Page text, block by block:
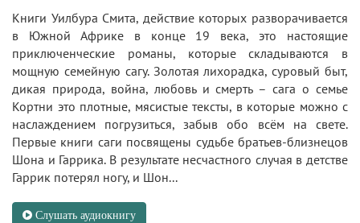
Книги Уилбура Смита, действие которых разворачивается
в Южной Африке в конце 19 века, это настоящие
приключенческие романы, которые складываются в
мощную семейную сагу. Золотая лихорадка, суровый быт,
дикая природа, война, любовь и смерть – сага о семье
Кортни это плотные, мясистые тексты, в которые можно с
наслаждением погрузиться, забыв обо всём на свете.
Первые книги саги посвящены судьбе братьев-близнецов
Шона и Гаррика. В результате несчастного случая в детстве
Гаррик потерял ногу, и Шон...
Слушать аудиокнигу